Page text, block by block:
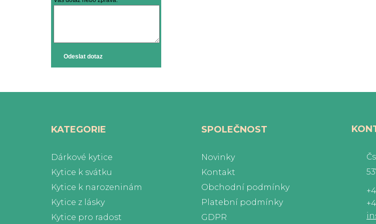
Odeslat dotaz
KATEGORIE
Dárkové kytice
Kytice k svátku
Kytice k narozeninám
Kytice z lásky
Kytice pro radost
SPOLEČNOST
Novinky
Kontakt
Obchodní podmínky
Platební podmínky
GDPR